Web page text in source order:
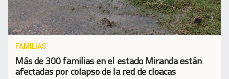
FAMILIAS
Más de 300 familias en el estado Miranda están
afectadas por colapso de la red de cloacas